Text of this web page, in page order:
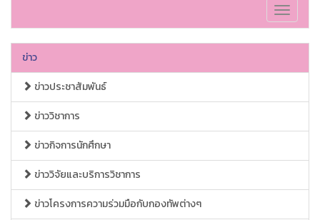
Toggle
ข่าว
ข่าวประชาสัมพันธ์
ข่าววิชาการ
ข่าวกิจการนักศึกษา
ข่าววิจัยและบริการวิชาการ
ข่าวโครงการความร่วมมือกับกองทัพต่างๆ